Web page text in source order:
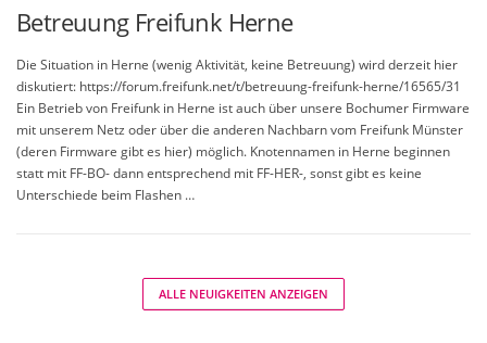
Betreuung Freifunk Herne
Die Situation in Herne (wenig Aktivität, keine Betreuung) wird derzeit hier
diskutiert: https://forum.freifunk.net/t/betreuung-freifunk-herne/16565/31
Ein Betrieb von Freifunk in Herne ist auch über unsere Bochumer Firmware
mit unserem Netz oder über die anderen Nachbarn vom Freifunk Münster
(deren Firmware gibt es hier) möglich. Knotennamen in Herne beginnen
statt mit FF-BO- dann entsprechend mit FF-HER-, sonst gibt es keine
Unterschiede beim Flashen …
ALLE NEUIGKEITEN ANZEIGEN